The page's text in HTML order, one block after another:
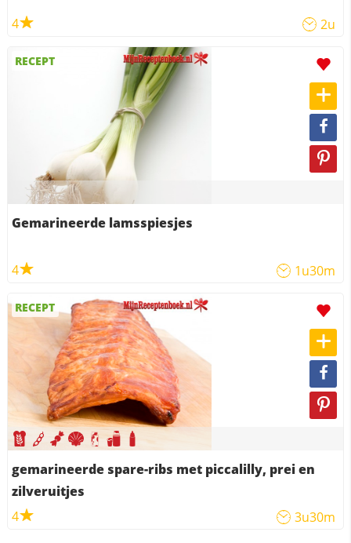
4 2u
RECEPT
Gemarineerde lamsspiesjes
4 1u30m
RECEPT
gemarineerde spare-ribs met piccalilly, prei en
zilveruitjes
4
3u30m